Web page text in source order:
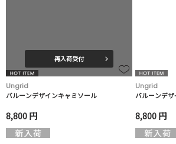
再入荷受付
Ungrid
バルーンデザインキャミソール
8,800 円
Ungrid
バルーンデ
8,800 円